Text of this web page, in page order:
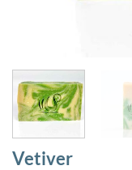
Vetiver